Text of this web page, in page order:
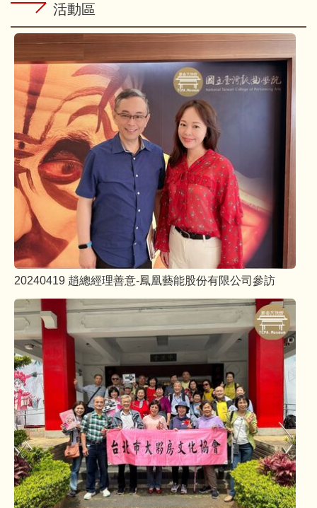
活動區
20240419 趙總經理善意-鳳凰藝能股份有限公司參訪